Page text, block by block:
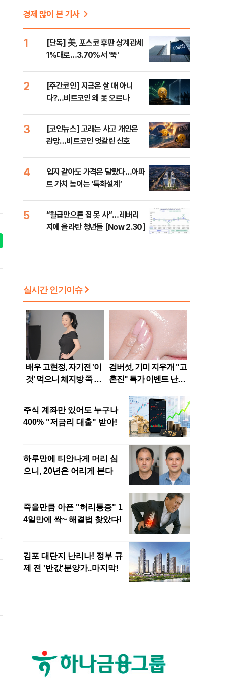
경제 많이 본 기사
1
[단독] 美, 포스코 후판 상계관세
1%대로…3.70%서 '뚝'
2
[주간코인] 지금은 살 때 아니
다?…비트코인 왜 못 오르나
3
[코인뉴스] 고래는 사고 개인은
관망…비트코인 엇갈린 신호
4
입지 같아도 가격은 달랐다…아파
트 가치 높이는 ‘특화설계’
5
“월급만으론 집 못 사”…레버리
지에 올라탄 청년들 [Now 2.30]